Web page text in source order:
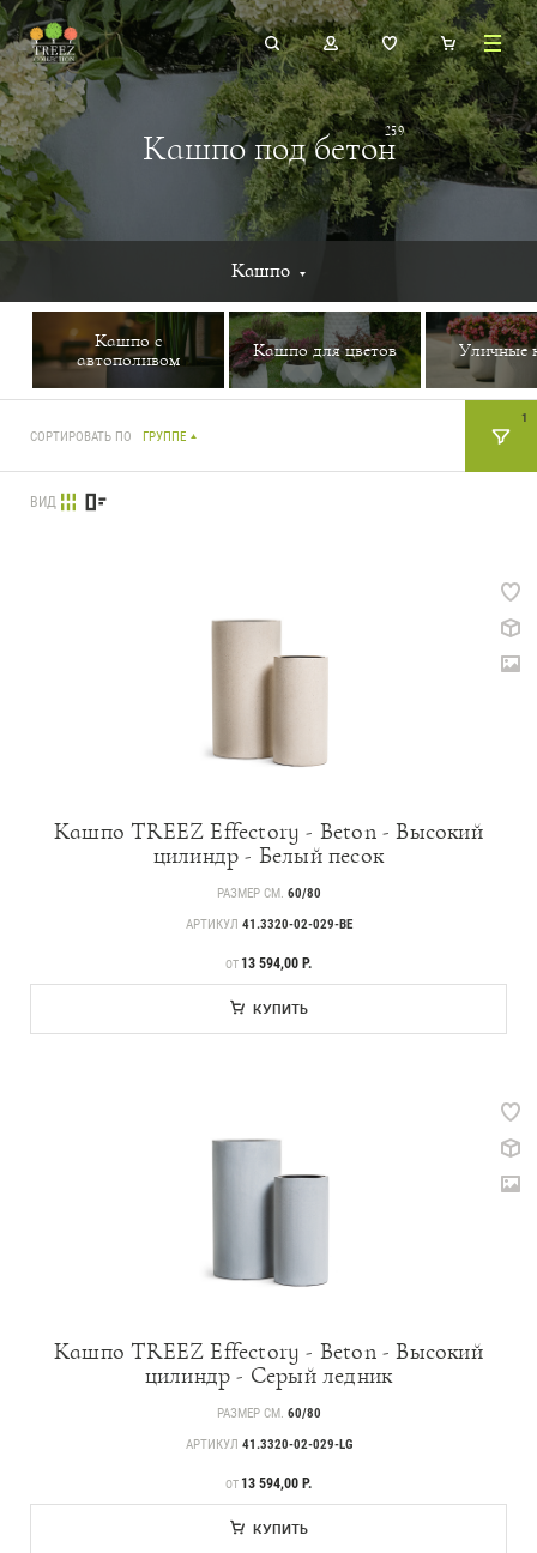
Кашпо под бетон259
Кашпо
Кашпо с
автополивом
Кашпо для цветов Уличные
1
СОРТИРОВАТЬ ПО ГРУППЕ
ВИД
Кашпо TREEZ Effectory - Beton - Высокий
цилиндр - Белый песок
РАЗМЕР СМ. 60/80
АРТИКУЛ 41.3320-02-029-BE
ЦЕНА
ОТ 13 594,00 Р.
КУПИТЬ
Кашпо TREEZ Effectory - Beton - Высокий
цилиндр - Серый ледник
РАЗМЕР СМ. 60/80
АРТИКУЛ 41.3320-02-029-LG
ЦЕНА
ОТ 13 594,00 Р.
КУПИТЬ